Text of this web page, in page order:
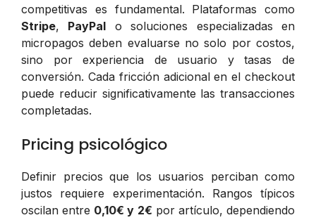
competitivas es fundamental. Plataformas como
Stripe, PayPal o soluciones especializadas en
micropagos deben evaluarse no solo por costos,
sino por experiencia de usuario y tasas de
conversión. Cada fricción adicional en el checkout
puede reducir significativamente las transacciones
completadas.
Pricing psicológico
Definir precios que los usuarios perciban como
justos requiere experimentación. Rangos típicos
oscilan entre 0,10€ y 2€ por artículo, dependiendo